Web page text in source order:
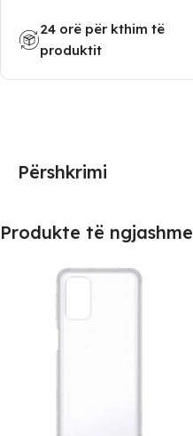
24 orë për kthim të
produktit
Përshkrimi
Produkte të ngjashme